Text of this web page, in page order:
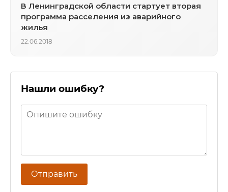
В Ленинградской области стартует вторая
программа расселения из аварийного
жилья
22.06.2018
Нашли ошибку?
Отправить